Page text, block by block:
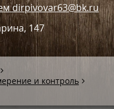
dirpivovar63@bk.ru
147
и контроль